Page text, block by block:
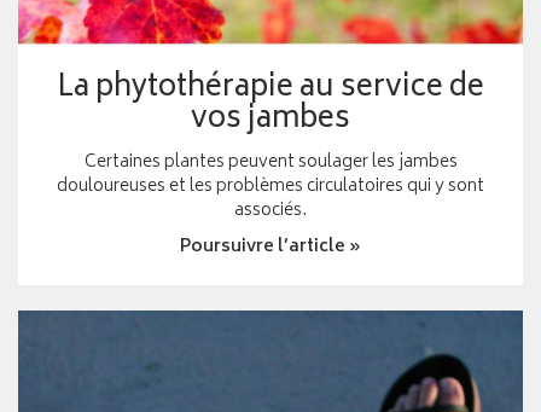
La phytothérapie au service de
vos jambes
Certaines plantes peuvent soulager les jambes
douloureuses et les problèmes circulatoires qui y sont
associés.
Poursuivre l’article »